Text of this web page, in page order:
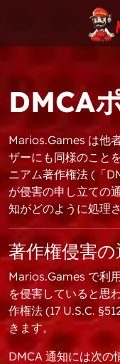
DMCA
Marios.Games は他
ザーにも同様のこと
ニアム著作権法 (「
が侵害の申し立ての
知がどのように処理
著作権侵害の
Marios.Games で利
を侵害していると思
作権法 (17 U.S.C.
きます。
DMCA 通知には次の